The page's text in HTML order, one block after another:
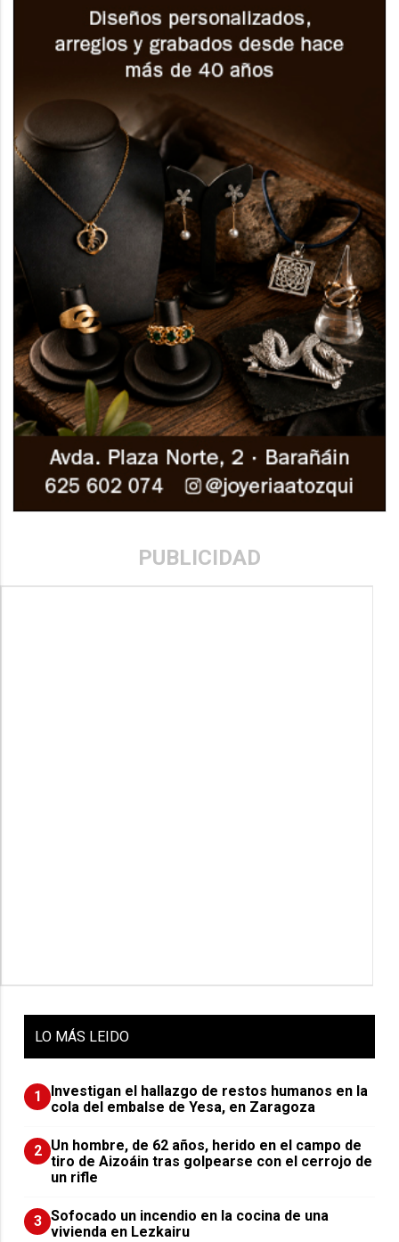
PUBLICIDAD
LO MÁS LEIDO
1
Investigan el hallazgo de restos humanos en la
cola del embalse de Yesa, en Zaragoza
2 Un hombre, de 62 años, herido en el campo de
tiro de Aizoáin tras golpearse con el cerrojo de
un rifle
3 Sofocado un incendio en la cocina de una
vivienda en Lezkairu